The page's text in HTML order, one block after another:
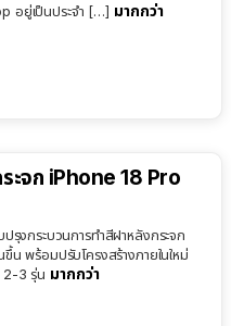
อยู่เป็นประจำ […] มากกว่า
ะจก iPhone 18 Pro
งกระบวนการทำสีฝาหลังกระจก
น พร้อมปรับโครงสร้างภายในใหม่
2-3 รุ่น มากกว่า